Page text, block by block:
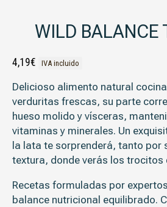
WILD BALANCE
4,19€ IVA incluido
Delicioso alimento natural
verduritas frescas, su parte
hueso molido y vísceras,
vitaminas y minerales. Un
la lata te sorprenderá, tanto por
textura, donde verás los trocitos
Recetas formuladas por
balance nutricional equilibrado.